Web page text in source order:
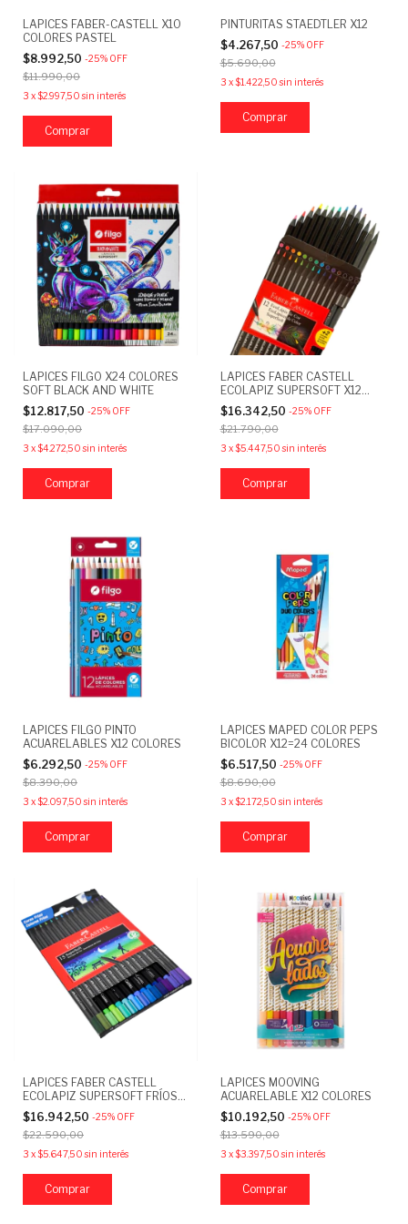
LAPICES FABER-CASTELL X10
COLORES PASTEL
$8.992,50 -25% OFF
$11.990,00
3 x$2.997,50 sin interés
PINTURITAS STAEDTLER X12
$4.267,50 -25% OFF
$5.690,00
3 x$1.422,50 sin interés
LAPICES FILGO X24 COLORES
SOFT BLACK AND WHITE
$12.817,50 -25% OFF
$17.090,00
3 x$4.272,50 sin interés
LAPICES FABER CASTELL
ECOLAPIZ SUPERSOFT X12
COLORES
$16.342,50 -25% OFF
$21.790,00
3 x$5.447,50 sin interés
LAPICES FILGO PINTO
ACUARELABLES X12 COLORES
$6.292,50 -25% OFF
$8.390,00
3 x$2.097,50 sin interés
LAPICES MAPED COLOR PEPS
BICOLOR X12=24 COLORES
$6.517,50 -25% OFF
$8.690,00
3 x$2.172,50 sin interés
LAPICES FABER CASTELL
ECOLAPIZ SUPERSOFT FRÍOS
X15
$16.942,50 -25% OFF
$22.590,00
3 x$5.647,50 sin interés
LAPICES MOOVING
ACUARELABLE X12 COLORES
$10.192,50 -25% OFF
$13.590,00
3 x$3.397,50 sin interés